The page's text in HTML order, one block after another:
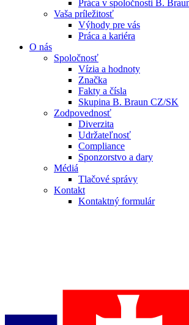
Práca v spoločnosti B.
Vaša príležitosť
Výhody pre vás
Práca a kariéra
O nás
Spoločnosť
Vízia a hodnoty
Značka
Fakty a čísla
Skupina B. Braun CZ/SK
Zodpovednosť
Diverzita
Udržateľnosť
Compliance
Sponzorstvo a dary
Médiá
Tlačové správy
Kontakt
Kontaktný formulár